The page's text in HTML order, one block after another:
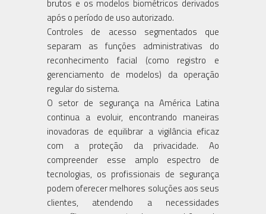
brutos e os modelos biométricos derivados
após o período de uso autorizado.
Controles de acesso segmentados que
separam as funções administrativas do
reconhecimento facial (como registro e
gerenciamento de modelos) da operação
regular do sistema.
O setor de segurança na América Latina
continua a evoluir, encontrando maneiras
inovadoras de equilibrar a vigilância eficaz
com a proteção da privacidade. Ao
compreender esse amplo espectro de
tecnologias, os profissionais de segurança
podem oferecer melhores soluções aos seus
clientes, atendendo a necessidades